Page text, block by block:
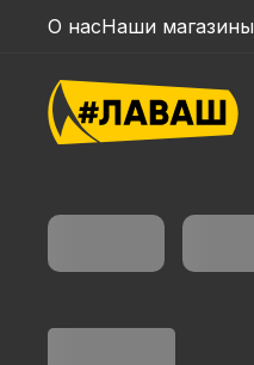
О насНаши магазины